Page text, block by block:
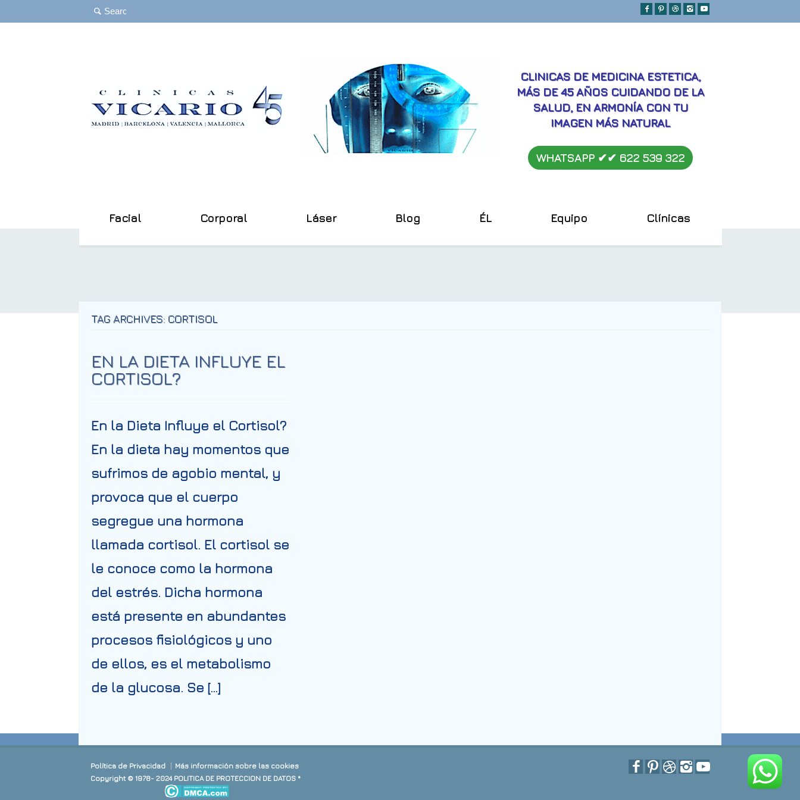
CLINICAS DE MEDICINA ESTETICA,
MÁS DE 45 AÑOS CUIDANDO DE LA
SALUD, EN ARMONÍA CON TU
IMAGEN MÁS NATURAL
WHATSAPP ✔︎✔︎ 622 539 322
Facial Corporal Láser Blog ÉL Equipo Clínicas
TAG ARCHIVES: CORTISOL
EN LA DIETA INFLUYE EL
CORTISOL?
En la Dieta Influye el Cortisol?
En la dieta hay momentos que
sufrimos de agobio mental, y
provoca que el cuerpo
segregue una hormona
llamada cortisol. El cortisol se
le conoce como la hormona
del estrés. Dicha hormona
está presente en abundantes
procesos fisiológicos y uno
de ellos, es el metabolismo
de la glucosa. Se […]
Política de Privacidad
Más información sobre las cookies
Copyright © 1978- 2024 POLITICA DE PROTECCION DE DATOS *